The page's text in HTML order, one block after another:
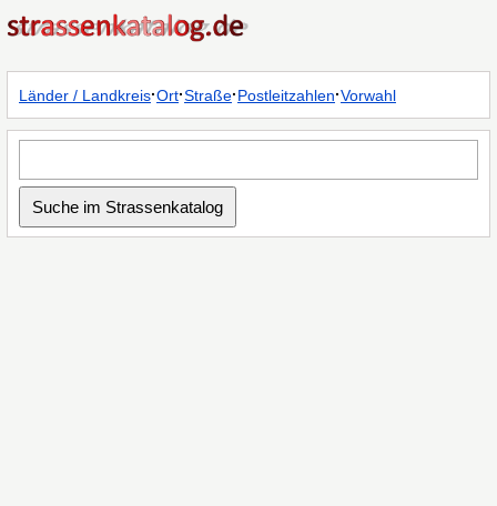
Länder / Landkreis·Ort·Straße·Postleitzahlen·Vorwahl